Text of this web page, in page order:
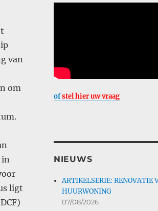
van
om
.
in
ligt
ofstel hier uw vraag
NIEUWS
ARTIKELSERIE: RENOVATIE
HUURWONING
07/08/2026